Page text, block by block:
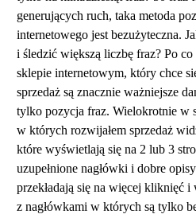
generujących ruch, taka metoda
internetowego jest bezużyteczna.
i śledzić większą liczbę fraz? Po
sklepie internetowym, który chce
sprzedaż są znacznie ważniejsze
tylko pozycja fraz. Wielokrotnie w
w których rozwijałem sprzedaż
które wyświetlają się na 2 lub 3
uzupełnione nagłówki i dobre
przekładają się na więcej kliknięć
z nagłówkami w których są tylko